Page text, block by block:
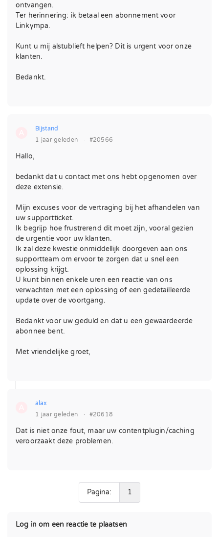
ontvangen.
Ter herinnering: ik betaal een abonnement voor
Linkympa.
Kunt u mij alstublieft helpen? Dit is urgent voor onze
klanten.
Bedankt.
Bijstand
1 jaar geleden
· #20566
Hallo,
bedankt dat u contact met ons hebt opgenomen over
deze extensie.
Mijn excuses voor de vertraging bij het afhandelen van
uw supportticket.
Ik begrijp hoe frustrerend dit moet zijn, vooral gezien
de urgentie voor uw klanten.
Ik zal deze kwestie onmiddellijk doorgeven aan ons
supportteam om ervoor te zorgen dat u snel een
oplossing krijgt.
U kunt binnen enkele uren een reactie van ons
verwachten met een oplossing of een gedetailleerde
update over de voortgang.
Bedankt voor uw geduld en dat u een gewaardeerde
abonnee bent.
Met vriendelijke groet,
alax
1 jaar geleden
· #20618
Dat is niet onze fout, maar uw contentplugin/caching
veroorzaakt deze problemen.
Pagina: 1
Log in om een ​​reactie te plaatsen